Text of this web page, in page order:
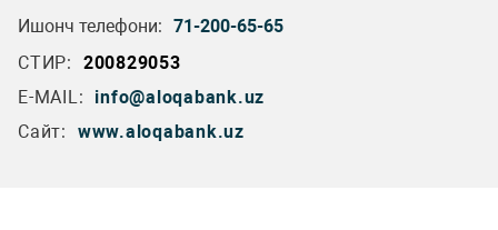
Ишонч телефони: 71-200-65-65
СТИР:
200829053
E-MAIL:
info@aloqabank.uz
Сайт:
www.aloqabank.uz